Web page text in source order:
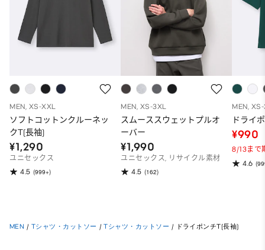
MEN, XS-XXL
ソフトコットンクルーネッ
クT(長袖)
¥1,290
ユニセックス
4.5 (999+)
MEN, XS-3XL
スムーススウェットプルオ
ーバー
¥1,990
ユニセックス, リサイクル素材
4.5 (162)
MEN,
ドライ
¥990
8/13まで
4.6
MEN / Tシャツ・カットソー / Tシャツ・カットソー / ドライポンチT(長袖)